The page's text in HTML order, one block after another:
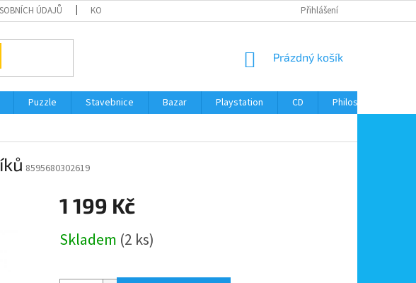
ÚDAJŮ KONTAKTY Přihlášení
NÁKUPNÍ
Prázdný košík
Puzzle Stavebnice Bazar Playstation CD Philos
8595680302619
1 199 Kč
cena:
Skladem (2 ks)